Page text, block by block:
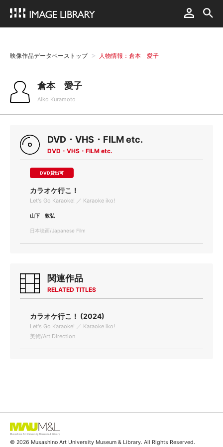
映像作品データベーストップ 人物情報：倉本 愛子
倉本 愛子
Aiko Kuramoto
DVD・VHS・FILM etc.
DVD・VHS・FILM etc.
DVD貸出可
カラオケ行こ！
Let's Go Karaoke! ／ Karaoke iko!
山下 敦弘
日本映画/Japanese Film
関連作品
RELATED TITLES
カラオケ行こ！ (2024)
Let's Go Karaoke! ／ Karaoke iko!
美術/Art Direction
© 2026 Musashino Art University Museum & Library. All Rights Reserved.